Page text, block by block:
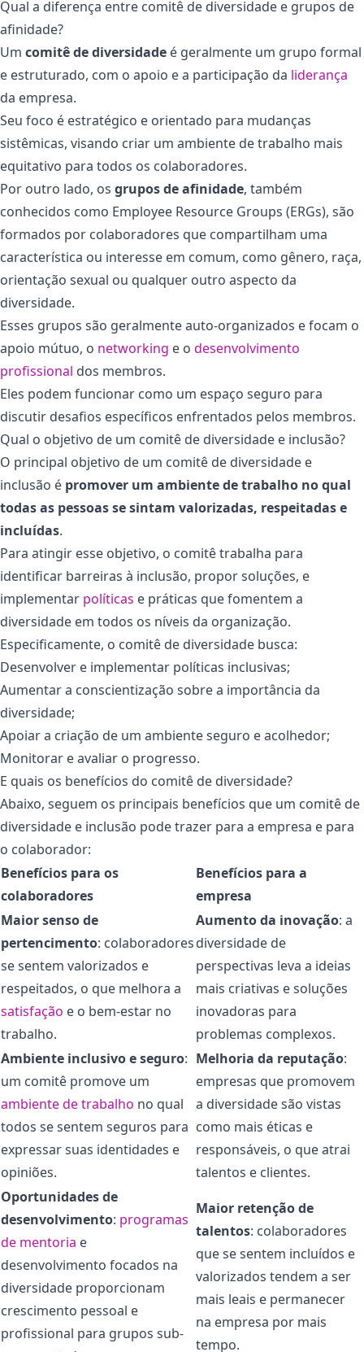
Qual a diferença entre comitê de diversidade e grupos de
afinidade?
Um comitê de diversidade é geralmente um grupo formal
e estruturado, com o apoio e a participação da liderança
da empresa.
Seu foco é estratégico e orientado para mudanças
sistêmicas, visando criar um ambiente de trabalho mais
equitativo para todos os colaboradores.
Por outro lado, os grupos de afinidade, também
conhecidos como Employee Resource Groups (ERGs), são
formados por colaboradores que compartilham uma
característica ou interesse em comum, como gênero, raça,
orientação sexual ou qualquer outro aspecto da
diversidade.
Esses grupos são geralmente auto-organizados e focam o
apoio mútuo, o networking e o desenvolvimento
profissional dos membros.
Eles podem funcionar como um espaço seguro para
discutir desafios específicos enfrentados pelos membros.
Qual o objetivo de um comitê de diversidade e inclusão?
O principal objetivo de um comitê de diversidade e
inclusão é promover um ambiente de trabalho no qual
todas as pessoas se sintam valorizadas, respeitadas e
incluídas.
Para atingir esse objetivo, o comitê trabalha para
identificar barreiras à inclusão, propor soluções, e
implementar políticas e práticas que fomentem a
diversidade em todos os níveis da organização.
Especificamente, o comitê de diversidade busca:
Desenvolver e implementar políticas inclusivas;
Aumentar a conscientização sobre a importância da
diversidade;
Apoiar a criação de um ambiente seguro e acolhedor;
Monitorar e avaliar o progresso.
E quais os benefícios do comitê de diversidade?
Abaixo, seguem os principais benefícios que um comitê de
diversidade e inclusão pode trazer para a empresa e para
o colaborador:
Benefícios para os
colaboradores
Benefícios para a
empresa
Maior senso de
pertencimento: colaboradores
se sentem valorizados e
respeitados, o que melhora a
satisfação e o bem-estar no
trabalho.
Aumento da inovação: a
diversidade de
perspectivas leva a ideias
mais criativas e soluções
inovadoras para
problemas complexos.
Ambiente inclusivo e seguro:
um comitê promove um
ambiente de trabalho no qual
todos se sentem seguros para
expressar suas identidades e
opiniões.
Melhoria da reputação:
empresas que promovem
a diversidade são vistas
como mais éticas e
responsáveis, o que atrai
talentos e clientes.
Oportunidades de
desenvolvimento: programas
de mentoria e
desenvolvimento focados na
diversidade proporcionam
crescimento pessoal e
profissional para grupos sub-
Maior retenção de
talentos: colaboradores
que se sentem incluídos e
valorizados tendem a ser
mais leais e permanecer
na empresa por mais
tempo.